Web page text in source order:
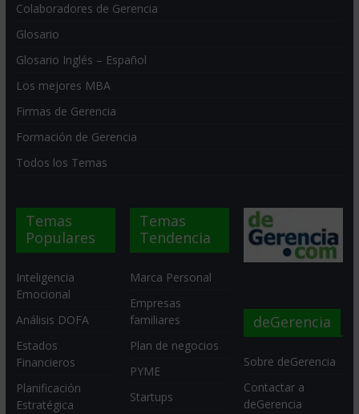
Colaboradores de Gerencia
Glosario
Glosario Inglés – Español
Los mejores MBA
Firmas de Gerencia
Formación de Gerencia
Todos los Temas
Temas
Populares
Inteligencia
Emocional
Análisis DOFA
Estados
Financieros
Planificación
Estratégica
Temas
Tendencia
Marca Personal
Empresas
familiares
Plan de negocios
PYME
Startups
deGerencia
Sobre deGerencia
Contactar a
deGerencia